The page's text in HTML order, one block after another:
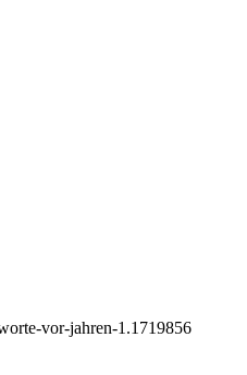
vor-jahren-1.1719856